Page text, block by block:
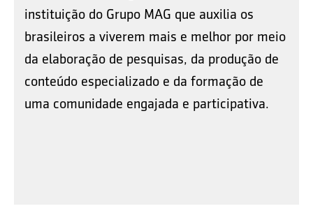
instituição do Grupo MAG que auxilia os
brasileiros a viverem mais e melhor por meio
da elaboração de pesquisas, da produção de
conteúdo especializado e da formação de
uma comunidade engajada e participativa.